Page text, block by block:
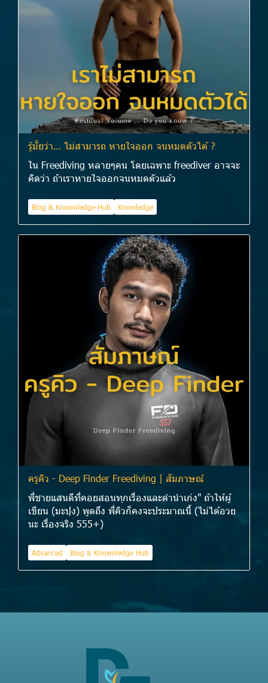
รู้มั้ยว่า… ไม่สามารถ หายใจออก จนหมดตัวได้ ?
ใน Freediving หลายๆคน โดยเฉพาะ freediver อาจจะ
คิดว่า ถ้าเราหายใจออกจนหมดตัวแล้ว
Blog & Knownledge Hub Knowledge
ครูคิว - Deep Finder Freediving | สัมภาษณ์
พี่ชายแสนดีที่คอยสอนทุกเรื่องและดำนำเก่ง" ถ้าให้ผู้
เขียน (มะปุง) พูดถึง พี่คิวก็คงจะประมาณนี้ (ไม่ได้อวย
นะ เรื่องจริง 555+)
Advanced Blog & Knownledge Hub